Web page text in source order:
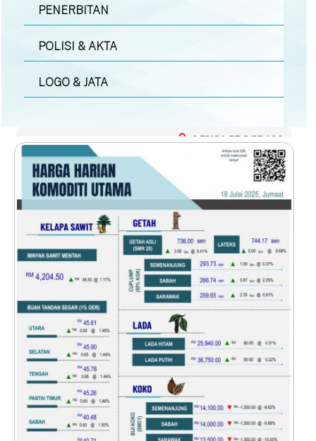
PENERBITAN
POLISI & AKTA
LOGO & JATA
LENSA PROGRAM